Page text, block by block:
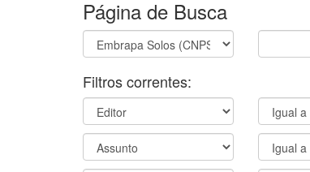
Página de Busca
Filtros correntes: